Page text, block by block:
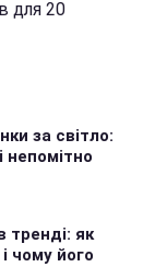
для 20
за світло:
непомітно
тренді: як
чому його